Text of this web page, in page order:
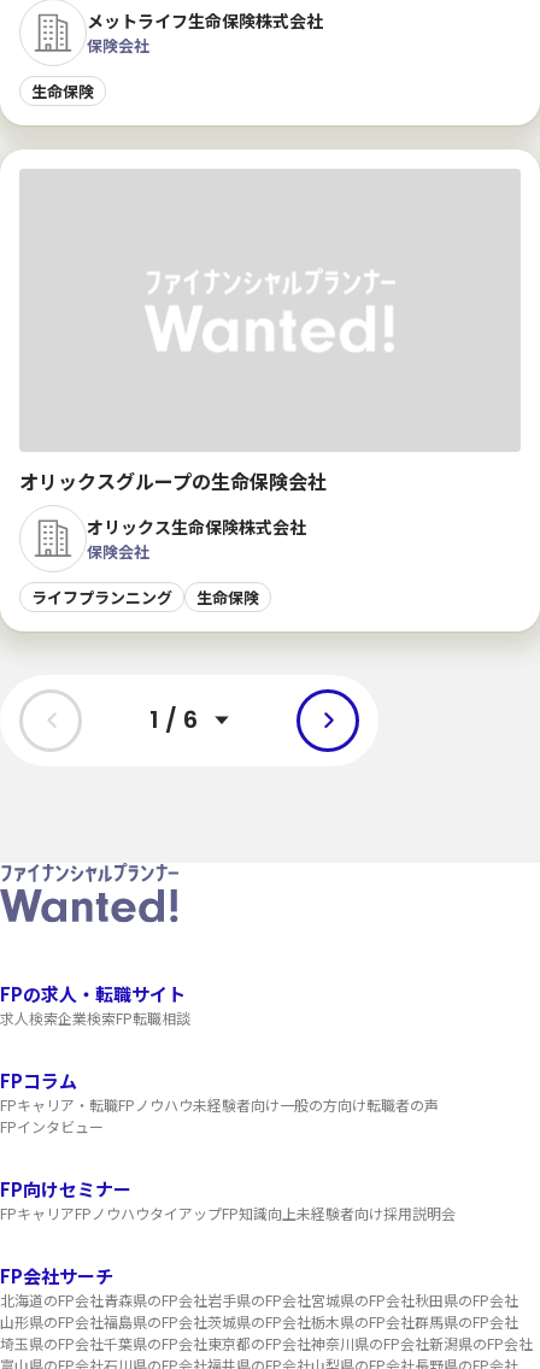
メットライフ生命保険株式会社
保険会社
生命保険
オリックスグループの生命保険会社
オリックス生命保険株式会社
保険会社
ライフプランニング
生命保険
FPの求人・転職サイト
求人検索企業検索FP転職相談
FPコラム
FPキャリア・転職FPノウハウ未経験者向け一般の方向け転職者の声
FPインタビュー
FP向けセミナー
FPキャリアFPノウハウタイアップFP知識向上未経験者向け採用説明会
FP会社サーチ
北海道のFP会社青森県のFP会社岩手県のFP会社宮城県のFP会社秋田県のFP会社
山形県のFP会社福島県のFP会社茨城県のFP会社栃木県のFP会社群馬県のFP会社
埼玉県のFP会社千葉県のFP会社東京都のFP会社神奈川県のFP会社新潟県のFP会社
富山県のFP会社石川県のFP会社福井県のFP会社山梨県のFP会社長野県のFP会社